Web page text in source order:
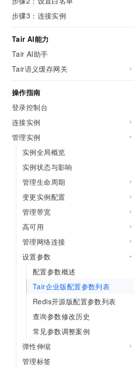
步骤3：连接实例
Tair AI能力
Tair AI助手
Tair语义缓存网关
操作指南
登录控制台
连接实例
管理实例
实例全局概览
实例状态与影响
管理生命周期
变更实例配置
管理带宽
高可用
管理网络连接
设置参数
配置参数概述
Tair企业版配置参数列表
Redis开源版配置参数列表
查询参数修改历史
常见参数调整案例
弹性伸缩
管理标签
网络与CDN
数据库
大数据计算
媒体服务
企业服务与云通信
域名与网站
终端用户计算
开发工具
迁移与运维管理
安全
可观测
上云与迁云
政企业务